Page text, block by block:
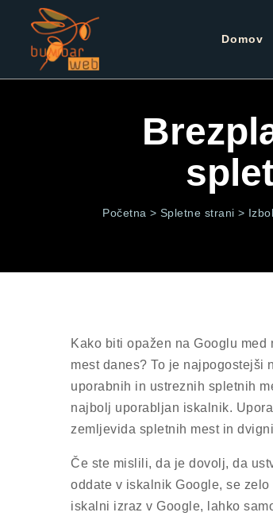
Domov
Početna > Spletne strani >
Kako biti opažen na Googlu
mest danes? To je najpogostejši
uporabnih in ustreznih spletnih
najbolj uporabljan iskalnik.
zemljevida spletnih mest in
Če ste mislili, da je dovolj, da
oddate v iskalnik Google, se
iskalni izraz v Google, lahko